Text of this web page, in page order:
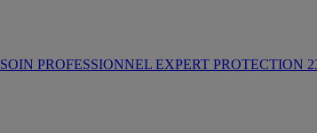
SOIN PROFESSIONNEL EXPERT PROTECTION